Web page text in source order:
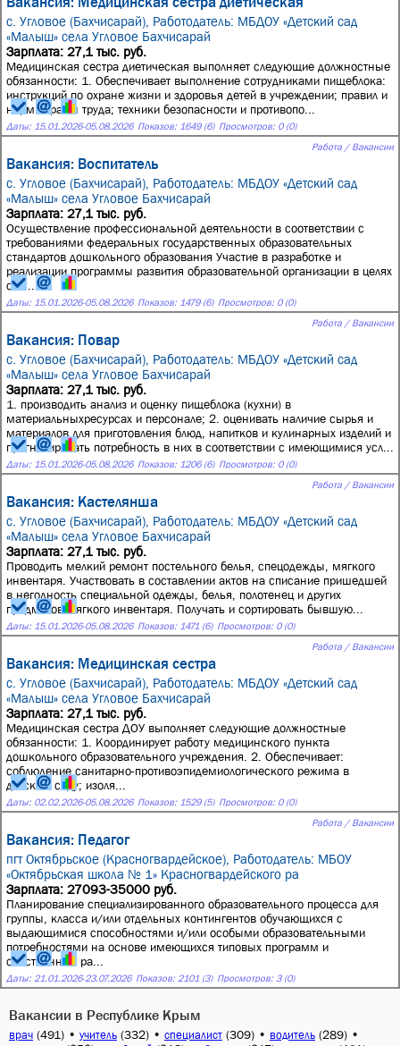
с. Угловое (Бахчисарай), Работодатель: МБДОУ «Детский сад
«Малыш» села Угловое Бахчисарай
Зарплата: 27,1 тыс. руб.
Медицинская сестра диетическая выполняет следующие должностные
обязанности: 1. Обеспечивает выполнение сотрудниками пищеблока:
инструкций по охране жизни и здоровья детей в учреждении; правил и
норм охраны труда; техники безопасности и противопо...
Даты: 15.01.2026-05.08.2026 Показов: 1649 (6) Просмотров: 0 (0)
Работа / Вакансии
Вакансия: Воспитатель
с. Угловое (Бахчисарай), Работодатель: МБДОУ «Детский сад
«Малыш» села Угловое Бахчисарай
Зарплата: 27,1 тыс. руб.
Осуществление профессиональной деятельности в соответствии с
требованиями федеральных государственных образовательных
стандартов дошкольного образования Участие в разработке и
реализации программы развития образовательной организации в целях
соз...
Даты: 15.01.2026-05.08.2026 Показов: 1479 (6) Просмотров: 0 (0)
Работа / Вакансии
Вакансия: Повар
с. Угловое (Бахчисарай), Работодатель: МБДОУ «Детский сад
«Малыш» села Угловое Бахчисарай
Зарплата: 27,1 тыс. руб.
1. производить анализ и оценку пищеблока (кухни) в
материальныхресурсах и персонале; 2. оценивать наличие сырья и
материалов для приготовления блюд, напитков и кулинарных изделий и
прогнозировать потребность в них в соответствии с имеющимися усл...
Даты: 15.01.2026-05.08.2026 Показов: 1206 (6) Просмотров: 0 (0)
Работа / Вакансии
Вакансия: Кастелянша
с. Угловое (Бахчисарай), Работодатель: МБДОУ «Детский сад
«Малыш» села Угловое Бахчисарай
Зарплата: 27,1 тыс. руб.
Проводить мелкий ремонт постельного белья, спецодежды, мягкого
инвентаря. Участвовать в составлении актов на списание пришедшей
в негодность специальной одежды, белья, полотенец и других
предметов мягкого инвентаря. Получать и сортировать бывшую...
Даты: 15.01.2026-05.08.2026 Показов: 1471 (6) Просмотров: 0 (0)
Работа / Вакансии
Вакансия: Медицинская сестра
с. Угловое (Бахчисарай), Работодатель: МБДОУ «Детский сад
«Малыш» села Угловое Бахчисарай
Зарплата: 27,1 тыс. руб.
Медицинская сестра ДОУ выполняет следующие должностные
обязанности: 1. Координирует работу медицинского пункта
дошкольного образовательного учреждения. 2. Обеспечивает:
соблюдение санитарно-противоэпидемиологического режима в
детском саду; изоля...
Даты: 02.02.2026-05.08.2026 Показов: 1529 (5) Просмотров: 0 (0)
Работа / Вакансии
Вакансия: Педагог
пгт Октябрьское (Красногвардейское), Работодатель: МБОУ
«Октябрьская школа № 1» Красногвардейского ра
Зарплата: 27093-35000 руб.
Планирование специализированного образовательного процесса для
группы, класса и/или отдельных контингентов обучающихся с
выдающимися способностями и/или особыми образовательными
потребностями на основе имеющихся типовых программ и
собственных ра...
Даты: 21.01.2026-23.07.2026 Показов: 2101 (3) Просмотров: 3 (0)
Вакансии в Республике Крым
врач (491) • учитель (332) • специалист (309) • водитель (289) •